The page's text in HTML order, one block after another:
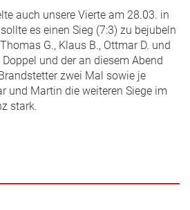
auch unsere Vierte am 28.03. in
es einen Sieg (7:3) zu bejubeln
G., Klaus B., Ottmar D. und
und der an diesem Abend
zwei Mal sowie je
und Martin die weiteren Siege im
stark.